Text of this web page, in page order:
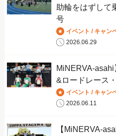
助輪をはずして
号
イベント / キャン
2026.06.29
MiNERVA-
&ロードレース
イベント / キャン
2026.06.11
【MiNERVA-